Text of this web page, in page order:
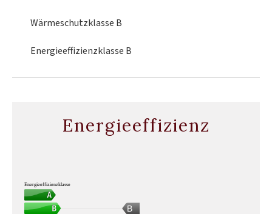
Wärmeschutzklasse B
Energieeffizienzklasse B
Energieeffizienz
B
Energieeffizienzklasse